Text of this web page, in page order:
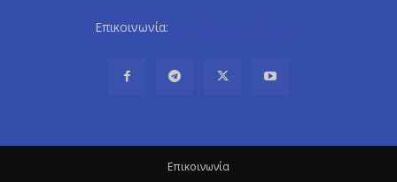
Επικοινωνία:
Eπικοινωνία